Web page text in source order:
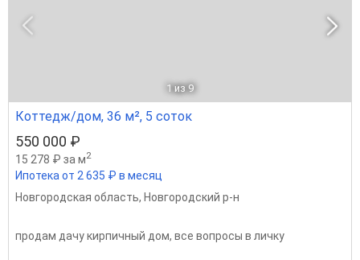
1 из 9
Коттедж/дом, 36 м², 5 соток
550 000 ₽
15 278 ₽ за м2
Ипотека от 2 635 ₽ в месяц
Новгородская область, Новгородский р-н
продам дачу кирпичный дом, все вопросы в личку